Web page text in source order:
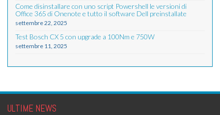
Come disinstallare con uno script Powershell le versioni di
Office 365 di Onenote e tutto il software Dell preinstallate
settembre 22, 2025
Test Bosch CX 5 con upgrade a 100Nm e 750W
settembre 11, 2025
ULTIME NEWS